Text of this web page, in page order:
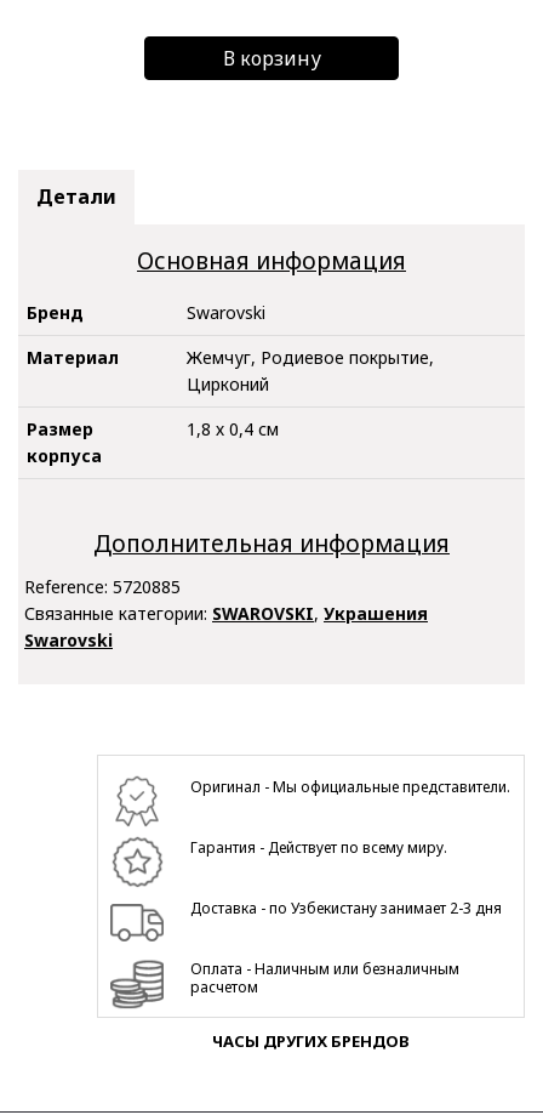
В корзину
Детали
Основная информация
Бренд
Swarovski
Материал
Жемчуг, Родиевое покрытие,
Цирконий
Размер
корпуса
1,8 х 0,4 см
Дополнительная информация
Reference: 5720885
Связанные категории: SWAROVSKI, Украшения
Swarovski
Оригинал - Мы официальные представители.
Гарантия - Действует по всему миру.
Доставка - по Узбекистану занимает 2-3 дня
Оплата - Наличным или безналичным
расчетом
ЧАСЫ ДРУГИХ БРЕНДОВ